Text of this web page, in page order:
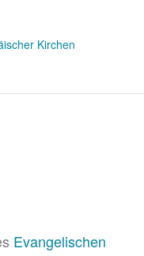
Kirchen
Evangelischen